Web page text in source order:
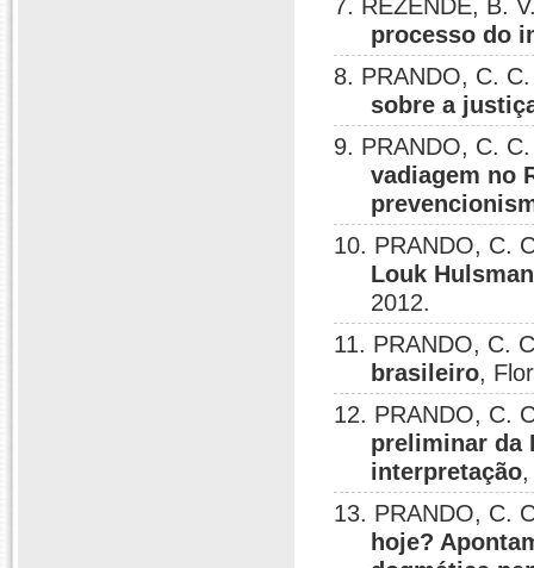
7. REZENDE, B.
processo do
8. PRANDO, C.
sobre a
9. PRANDO, C.
vadiagem no
10. PRANDO, C.
Louk
2012.
11. PRANDO, C.
brasileiro,
12. PRANDO, C.
preliminar da
interpretação
13. PRANDO, C.
hoje?